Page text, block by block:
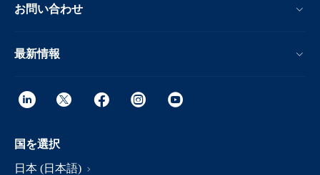
お問い合わせ
最新情報
国を選択
日本 (日本語)